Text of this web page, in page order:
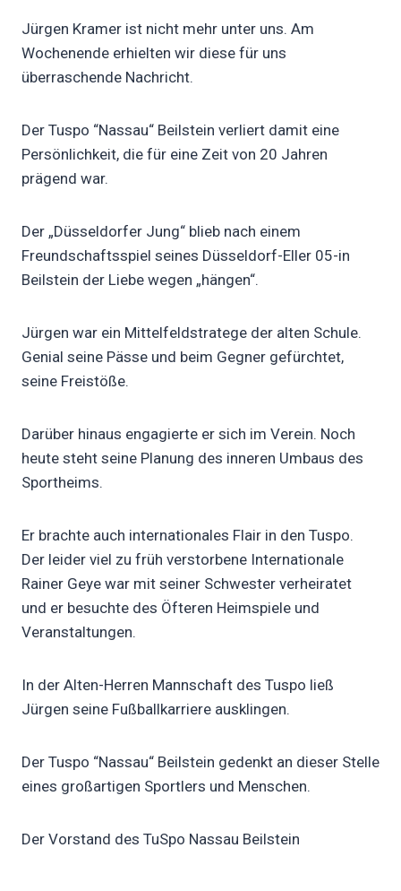
Jürgen Kramer ist nicht mehr unter uns. Am
Wochenende erhielten wir diese für uns
überraschende Nachricht.
Der Tuspo “Nassau“ Beilstein verliert damit eine
Persönlichkeit, die für eine Zeit von 20 Jahren
prägend war.
Der „Düsseldorfer Jung“ blieb nach einem
Freundschaftsspiel seines Düsseldorf-Eller 05-in
Beilstein der Liebe wegen „hängen“.
Jürgen war ein Mittelfeldstratege der alten Schule.
Genial seine Pässe und beim Gegner gefürchtet,
seine Freistöße.
Darüber hinaus engagierte er sich im Verein. Noch
heute steht seine Planung des inneren Umbaus des
Sportheims.
Er brachte auch internationales Flair in den Tuspo.
Der leider viel zu früh verstorbene Internationale
Rainer Geye war mit seiner Schwester verheiratet
und er besuchte des Öfteren Heimspiele und
Veranstaltungen.
In der Alten-Herren Mannschaft des Tuspo ließ
Jürgen seine Fußballkarriere ausklingen.
Der Tuspo “Nassau“ Beilstein gedenkt an dieser Stelle
eines großartigen Sportlers und Menschen.
Der Vorstand des TuSpo Nassau Beilstein